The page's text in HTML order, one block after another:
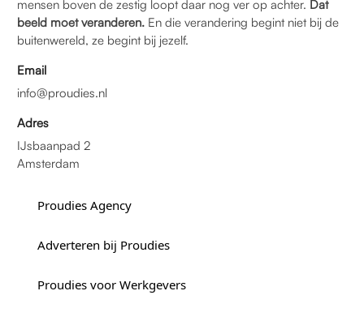
mensen boven de zestig loopt daar nog ver op achter. Dat
beeld moet veranderen. En die verandering begint niet bij de
buitenwereld, ze begint bij jezelf.
Email
info@proudies.nl
Adres
IJsbaanpad 2
Amsterdam
Proudies Agency
Adverteren bij Proudies
Proudies voor Werkgevers